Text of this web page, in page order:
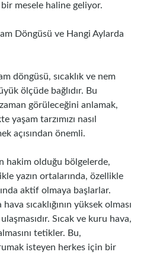
bir mesele haline geliyor.
Döngüsü ve Hangi Aylarda
döngüsü, sıcaklık ve nem
ölçüde bağlıdır. Bu
görüleceğini anlamak,
tarzımızı nasıl
açısından önemli.
hakim olduğu bölgelerde,
yazın ortalarında, özellikle
aktif olmaya başlarlar.
sıcaklığının yüksek olması
Sıcak ve kuru hava,
tetikler. Bu,
isteyen herkes için bir